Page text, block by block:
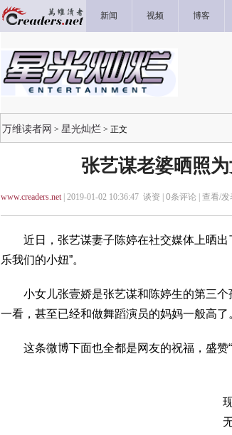
新闻 视频 博客
万维读者网 > 星光灿烂 > 正文
张艺谋老婆晒照
www.creaders.net| 2019-01-02 10:36:47 谈资 | 0条评论 | 查看/发
近日，张艺谋妻子陈婷在社交媒体上晒出
乐我们的小妞”。
小女儿张壹娇是张艺谋和陈婷生的第三个
一看，甚至已经和做舞蹈演员的妈妈一般高了
这条微博下面也全都是网友的祝福，盛赞“